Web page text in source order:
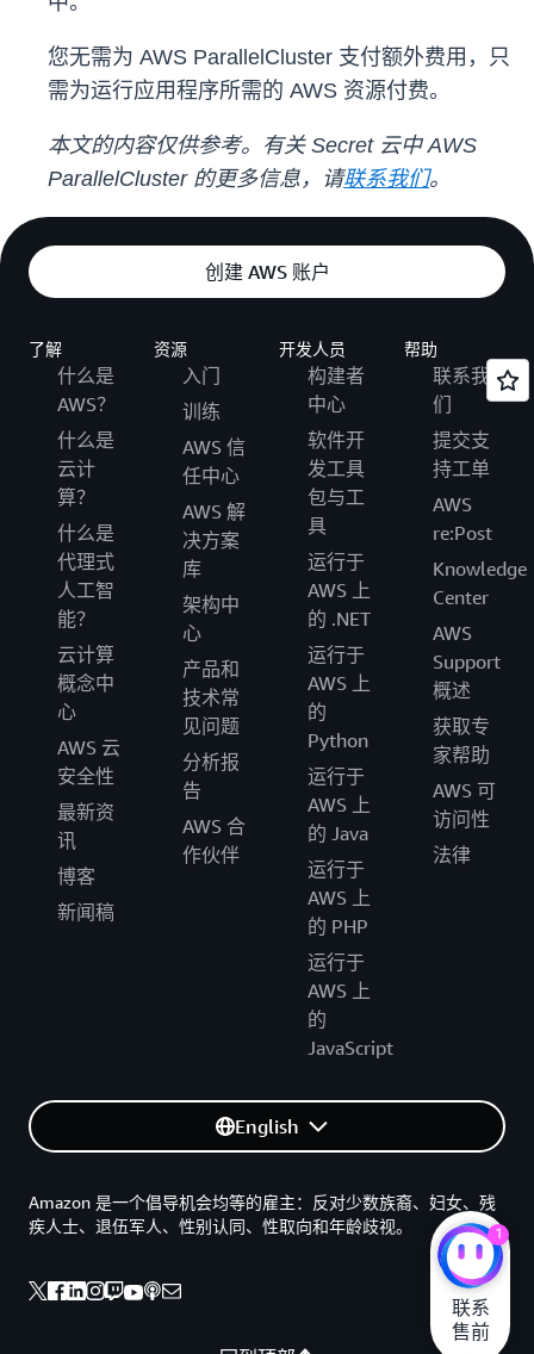
您无需为 AWS ParallelCluster 支付额外费用，只
需为运行应用程序所需的 AWS 资源付费。
本文的内容仅供参考。有关 Secret 云中 AWS
ParallelCluster 的更多信息，请联系我们。
创建 AWS 账户
了解
什么是
AWS？
什么是
云计
算？
什么是
代理式
人工智
能？
云计算
概念中
心
AWS 云
安全性
最新资
讯
博客
新闻稿
资源
入门
训练
AWS 信
任中心
AWS 解
决方案
库
架构中
心
产品和
技术常
见问题
分析报
告
AWS 合
作伙伴
开发人员
构建者
中心
软件开
发工具
包与工
具
运行于
AWS 上
的 .NET
运行于
AWS 上
的
Python
运行于
AWS 上
的 Java
运行于
AWS 上
的 PHP
运行于
AWS 上
的
JavaScript
帮助
联系我
们
提交支
持工单
AWS
re:Post
Knowledge
Center
AWS
Support
概述
获取专
家帮助
AWS 可
访问性
法律
English
Amazon 是一个倡导机会均等的雇主：反对少数族裔、妇女、残
疾人士、退伍军人、性别认同、性取向和年龄歧视。
1
联系
售前